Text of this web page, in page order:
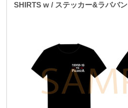
SHIRTS w / ステッカー&ラババン